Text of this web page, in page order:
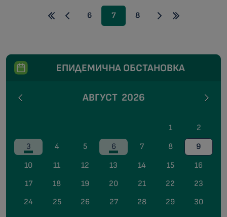
6 7 8
ЕПИДЕМИЧНА ОБСТАНОВКА
АВГУСТ 2026
1
2
3
4 5 6 7 8
9
10
11 12 13 14 15
16
17
18 19 20 21 22
23
24
25 26 27 28 29
30